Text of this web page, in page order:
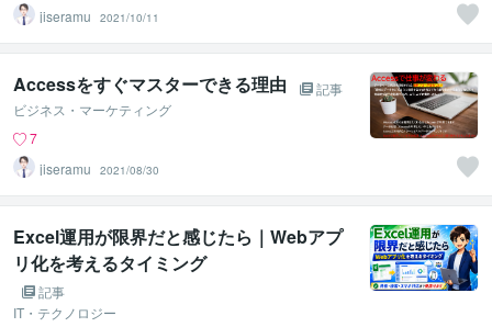
jiseramu
2021/10/11
Accessをすぐマスターできる理由
記事
ビジネス・マーケティング
7
jiseramu
2021/08/30
Excel運用が限界だと感じたら｜Webアプ
リ化を考えるタイミング
記事
IT・テクノロジー